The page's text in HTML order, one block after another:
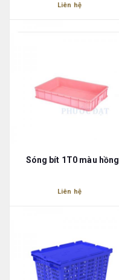
Liên hệ
Sóng bít 1T0 màu hồng
Liên hệ